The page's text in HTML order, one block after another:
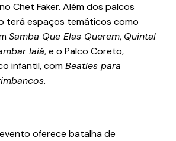
Chet Faker. Além dos palcos
terá espaços temáticos como
Samba Que Elas Querem, Quintal
Iaiá, e o Palco Coreto,
infantil, comBeatles para
.
oferece batalha de